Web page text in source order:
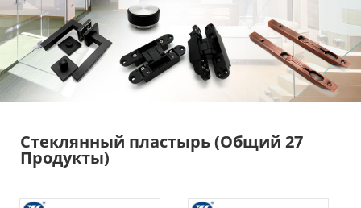
Стеклянный пластырь(Общий 27
Продукты)